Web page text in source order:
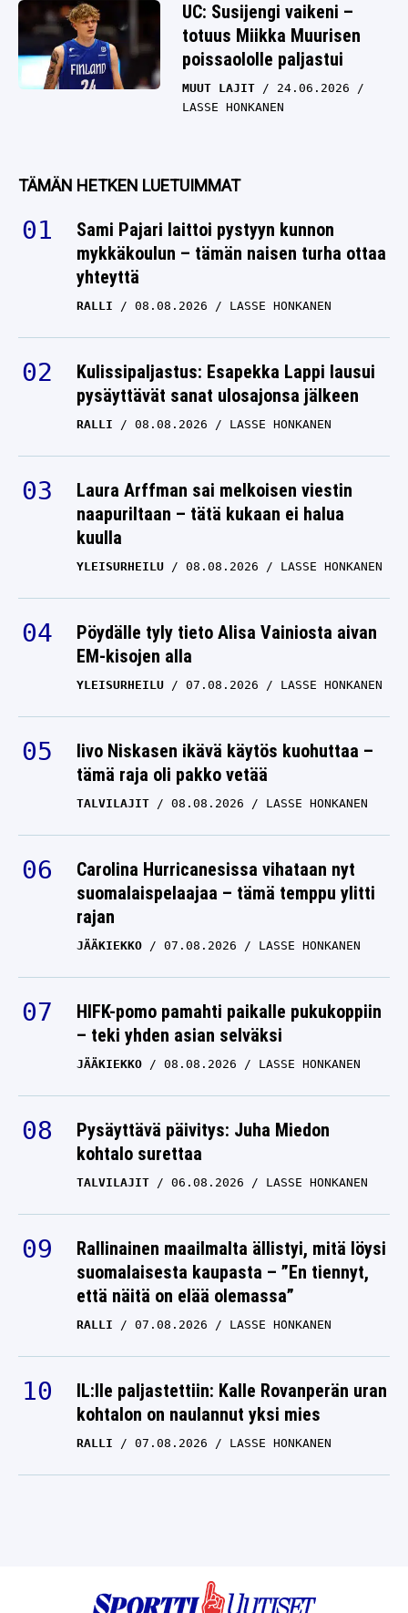
UC: Susijengi vaikeni –
totuus Miikka Muurisen
poissaololle paljastui
MUUT LAJIT
24.06.2026
LASSE HONKANEN
TÄMÄN HETKEN LUETUIMMAT
Sami Pajari laittoi pystyyn kunnon
mykkäkoulun – tämän naisen turha ottaa
yhteyttä
RALLI 08.08.2026 LASSE HONKANEN
Kulissipaljastus: Esapekka Lappi lausui
pysäyttävät sanat ulosajonsa jälkeen
RALLI 08.08.2026 LASSE HONKANEN
Laura Arffman sai melkoisen viestin
naapuriltaan – tätä kukaan ei halua
kuulla
YLEISURHEILU 08.08.2026 LASSE HONKANEN
Pöydälle tyly tieto Alisa Vainiosta aivan
EM-kisojen alla
YLEISURHEILU 07.08.2026 LASSE HONKANEN
Iivo Niskasen ikävä käytös kuohuttaa –
tämä raja oli pakko vetää
TALVILAJIT 08.08.2026 LASSE HONKANEN
Carolina Hurricanesissa vihataan nyt
suomalaispelaajaa – tämä temppu ylitti
rajan
JÄÄKIEKKO 07.08.2026 LASSE HONKANEN
HIFK-pomo pamahti paikalle pukukoppiin
– teki yhden asian selväksi
JÄÄKIEKKO 08.08.2026 LASSE HONKANEN
Pysäyttävä päivitys: Juha Miedon
kohtalo surettaa
TALVILAJIT 06.08.2026 LASSE HONKANEN
Rallinainen maailmalta ällistyi, mitä löysi
suomalaisesta kaupasta – ”En tiennyt,
että näitä on elää olemassa”
RALLI 07.08.2026 LASSE HONKANEN
IL:lle paljastettiin: Kalle Rovanperän uran
kohtalon on naulannut yksi mies
RALLI 07.08.2026 LASSE HONKANEN